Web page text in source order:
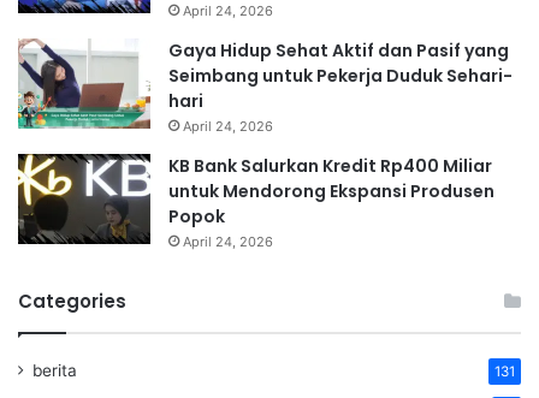
April 24, 2026
Gaya Hidup Sehat Aktif dan Pasif yang
Seimbang untuk Pekerja Duduk Sehari-
hari
April 24, 2026
KB Bank Salurkan Kredit Rp400 Miliar
untuk Mendorong Ekspansi Produsen
Popok
April 24, 2026
Categories
berita 131